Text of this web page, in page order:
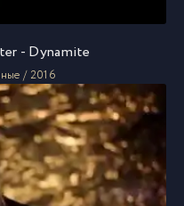
- Dynamite
/ 2016